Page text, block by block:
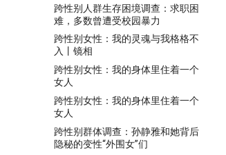
跨性别人群生存困境调查：求职困
难，多数曾遭受校园暴力
跨性别女性：我的灵魂与我格格不
入丨镜相
跨性别女性：我的身体里住着一个
女人
跨性别女性：我的身体里住着一个
女人
跨性别群体调查：孙静雅和她背后
隐秘的变性“外围女”们